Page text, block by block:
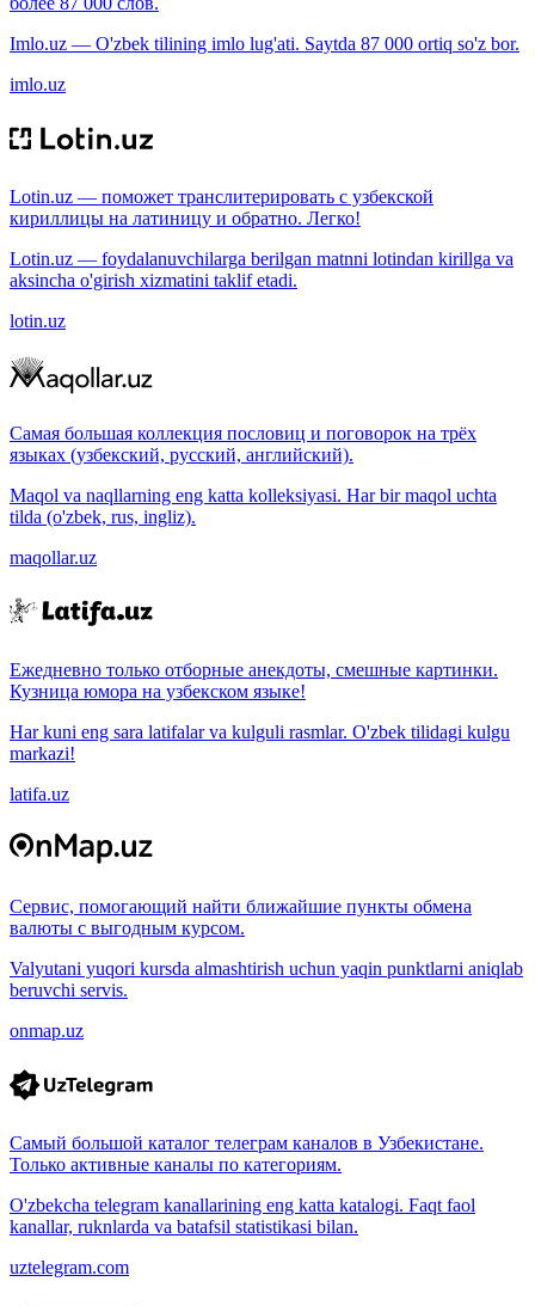
Imlo.uz — O'zbek tilining imlo lug'ati. Saytda 87 000 ortiq so'z bor.
imlo.uz
Lotin.uz — поможет транслитерировать с узбекской
кириллицы на латиницу и обратно. Легко!
Lotin.uz — foydalanuvchilarga berilgan matnni lotindan kirillga va
aksincha o'girish xizmatini taklif etadi.
lotin.uz
Самая большая коллекция пословиц и поговорок на трёх
языках (узбекский, русский, английский).
Maqol va naqllarning eng katta kolleksiyasi. Har bir maqol uchta
tilda (o'zbek, rus, ingliz).
maqollar.uz
Ежедневно только отборные анекдоты, смешные картинки.
Кузница юмора на узбекском языке!
Har kuni eng sara latifalar va kulguli rasmlar. O'zbek tilidagi kulgu
markazi!
latifa.uz
Сервис, помогающий найти ближайшие пункты обмена
валюты с выгодным курсом.
Valyutani yuqori kursda almashtirish uchun yaqin punktlarni aniqlab
beruvchi servis.
onmap.uz
Самый большой каталог телеграм каналов в Узбекистане.
Только активные каналы по категориям.
O'zbekcha telegram kanallarining eng katta katalogi. Faqt faol
kanallar, ruknlarda va batafsil statistikasi bilan.
uztelegram.com